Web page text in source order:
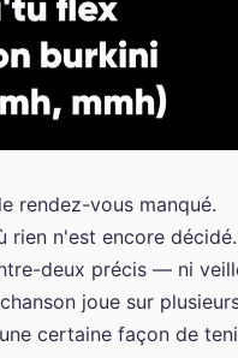
rendez-vous manqué.
rien n'est encore décidé.
deux précis — ni
joue sur
certaine façon de